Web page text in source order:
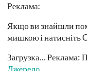
Реклама:
Якщо ви знайшли
мишкою і натисніть
Загрузка… Реклама:
Джерело